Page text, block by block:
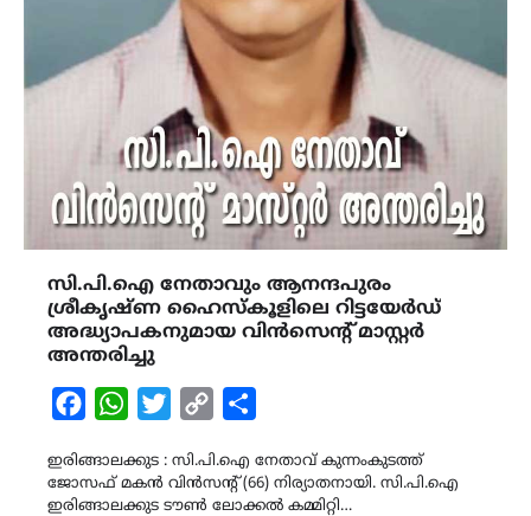
സി.പി.ഐ നേതാവും ആനന്ദപുരം
ശ്രീകൃഷ്ണ ഹൈസ്‌കൂളിലെ റിട്ടയേർഡ്
അദ്ധ്യാപകനുമായ വിൻസെന്റ് മാസ്റ്റർ
അന്തരിച്ചു
FacebookWhatsAppTwitterCopy
ഇരിങ്ങാലക്കുട : സി.പി.ഐ നേതാവ് കുന്നംകുടത്ത്
ജോസഫ് മകന്‍ വിന്‍സന്റ് (66) നിര്യാതനായി. സി.പി.ഐ
ഇരിങ്ങാലക്കുട ടൗൺ ലോക്കൽ കമ്മിറ്റി…